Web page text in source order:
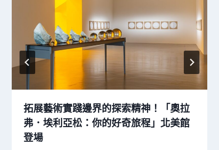
拓展藝術實踐邊界的探索精神！「奧拉
弗．埃利亞松：你的好奇旅程」北美館
登場